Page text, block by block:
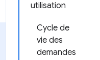
utilisation
Cycle de
vie des
demandes